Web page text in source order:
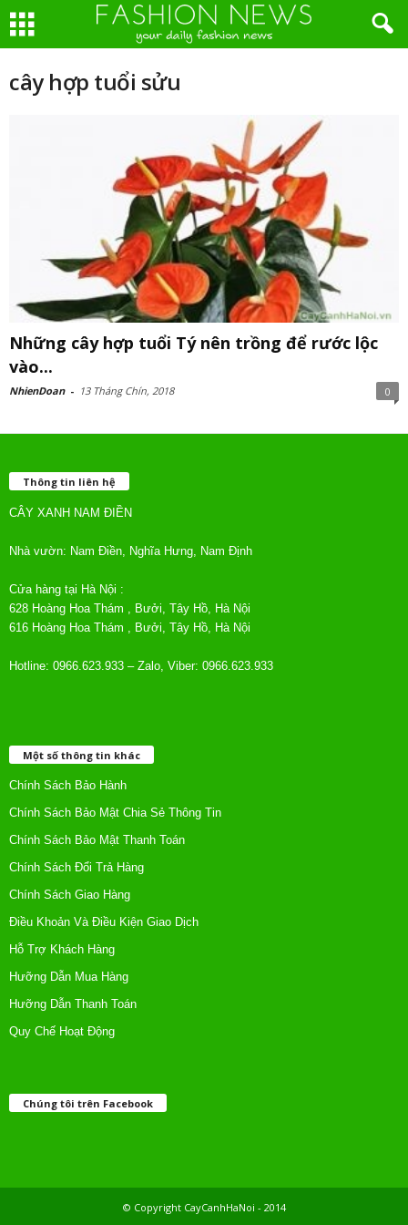
cây hợp tuổi sửu
Những cây hợp tuổi Tý nên trồng để rước lộc
vào...
NhienDoan - 13 Tháng Chín, 2018 0
Thông tin liên hệ
CÂY XANH NAM ĐIỀN
Nhà vườn: Nam Điền, Nghĩa Hưng, Nam Định
Cửa hàng tại Hà Nội :
628 Hoàng Hoa Thám , Bưởi, Tây Hồ, Hà Nội
616 Hoàng Hoa Thám , Bưởi, Tây Hồ, Hà Nội
Hotline: 0966.623.933 – Zalo, Viber: 0966.623.933
Một số thông tin khác
Chính Sách Bảo Hành
Chính Sách Bảo Mật Chia Sẻ Thông Tin
Chính Sách Bảo Mật Thanh Toán
Chính Sách Đổi Trả Hàng
Chính Sách Giao Hàng
Điều Khoản Và Điều Kiện Giao Dịch
Hỗ Trợ Khách Hàng
Hưỡng Dẫn Mua Hàng
Hưỡng Dẫn Thanh Toán
Quy Chế Hoạt Động
Chúng tôi trên Facebook
© Copyright CayCanhHaNoi - 2014